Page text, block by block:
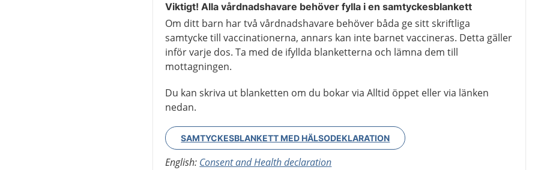
Viktigt! Alla vårdnadshavare behöver fylla i en samtyckesblankett
Om ditt barn har två vårdnadshavare behöver båda ge sitt skriftliga
samtycke till vaccinationerna, annars kan inte barnet vaccineras. Detta gäller
inför varje dos. Ta med de ifyllda blanketterna och lämna dem till
mottagningen.
Du kan skriva ut blanketten om du bokar via Alltid öppet eller via länken
nedan.
SAMTYCKESBLANKETT MED HÄLSODEKLARATION
English: Consent and Health declaration